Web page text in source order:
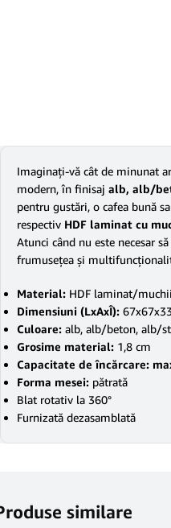
Imaginaţi-vă cât de minunat
modern, în finisaj alb, alb/
pentru gustări, o cafea bună
respectiv HDF laminat cu
Atunci când nu este necesar
frumuseţea şi
Material: HDF laminat/
Dimensiuni (LxAxÎ):
Culoare: alb, alb/beton, alb/
Grosime material: 1,8 cm
Capacitate de încărcare:
Forma mesei: pătrată
Blat rotativ la 360°
Furnizată dezasamblată
similare